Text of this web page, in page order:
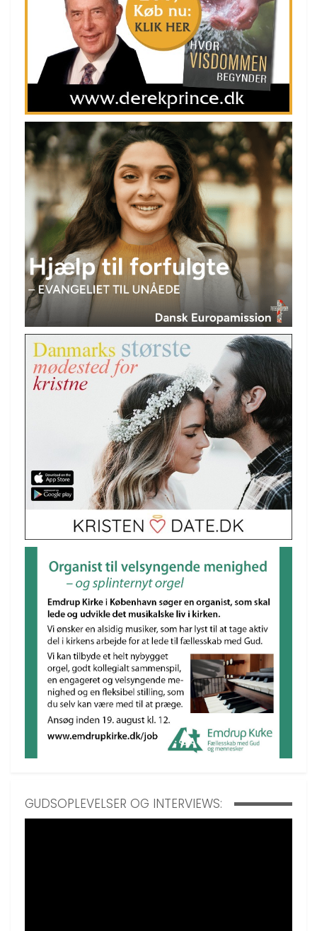
GUDSOPLEVELSER OG INTERVIEWS: